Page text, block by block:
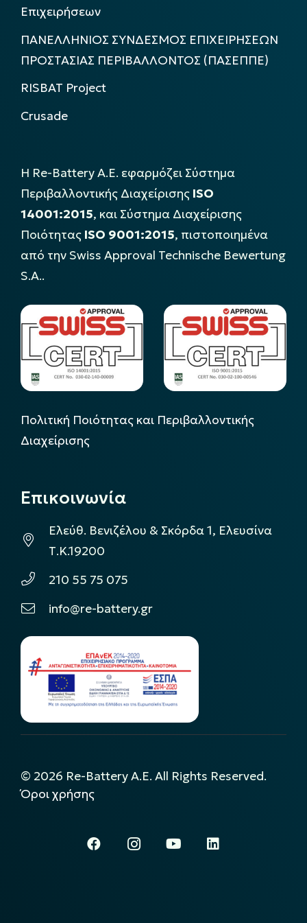
Επιχειρήσεων
ΠΑΝΕΛΛΗΝΙΟΣ ΣΥΝΔΕΣΜΟΣ ΕΠΙΧΕΙΡΗΣΕΩΝ
ΠΡΟΣΤΑΣΙΑΣ ΠΕΡΙΒΑΛΛΟΝΤΟΣ (ΠΑΣΕΠΠΕ)
RISBAT Project
Crusade
Η Re-Battery Α.Ε. εφαρμόζει Σύστημα
Περιβαλλοντικής Διαχείρισης ISO
14001:2015, και Σύστημα Διαχείρισης
Ποιότητας ISO 9001:2015, πιστοποιημένα
από την Swiss Approval Technische Bewertung
S.A..
Πολιτική Ποιότητας και Περιβαλλοντικής
Διαχείρισης
Επικοινωνία
Ελεύθ. Βενιζέλου & Σκόρδα 1, Ελευσίνα
Τ.Κ.19200
210 55 75 075
info@re-battery.gr
© 2026 Re-Battery A.E. All Rights Reserved.
Όροι χρήσης